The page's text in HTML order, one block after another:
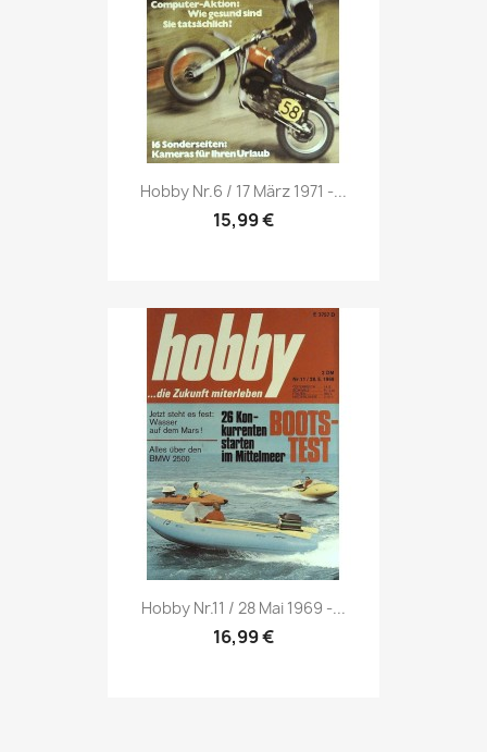
Vorschau
Hobby Nr.6 / 17 März 1971 -...
15,99 €
Vorschau
Hobby Nr.11 / 28 Mai 1969 -...
16,99 €